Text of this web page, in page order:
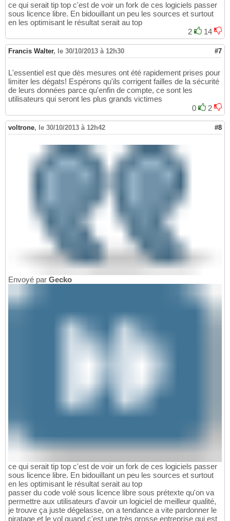
ce qui serait tip top c'est de voir un fork de ces logiciels passer
sous licence libre. En bidouillant un peu les sources et surtout
en les optimisant le résultat serait au top
2
14
Francis Walter, le 30/10/2013 à 12h30 #7
L'essentiel est que dès mesures ont été rapidement prises pour
limiter les dégats! Espérons qu'ils corrigent failles de la sécurité
de leurs données parce qu'enfin de compte, ce sont les
utilisateurs qui seront les plus grands victimes
0
2
voltrone, le 30/10/2013 à 12h42 #8
Envoyé par Gecko
ce qui serait tip top c'est de voir un fork de ces logiciels passer
sous licence libre. En bidouillant un peu les sources et surtout
en les optimisant le résultat serait au top
passer du code volé sous licence libre sous prétexte qu'on va
permettre aux utilisateurs d'avoir un logiciel de meilleur qualité,
je trouve ça juste dégelasse, on a tendance a vite pardonner le
piratage et le vol quand c'est une très grosse entreprise qui est